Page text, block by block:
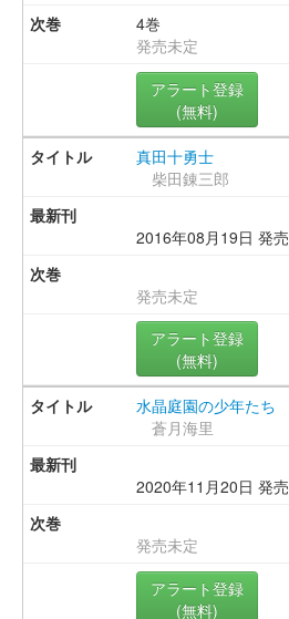
4巻
発売未定
アラート登録
(無料)
真田十勇士
柴田錬三郎
2016年08月19日 発売
発売未定
アラート登録
(無料)
水晶庭園の少年たち
蒼月海里
2020年11月20日 発売
発売未定
アラート登録
(無料)